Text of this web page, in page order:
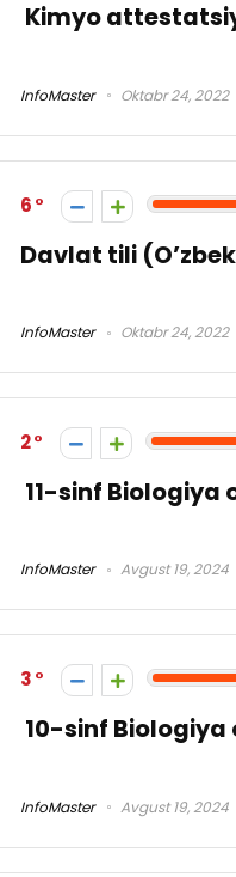
Kimyo
InfoMaster Oktabr 24, 2022
6
Davlat tili
InfoMaster Oktabr 24, 2022
2
11-sinf
InfoMaster Avgust 19, 2024
3
10-sinf
InfoMaster Avgust 19, 2024